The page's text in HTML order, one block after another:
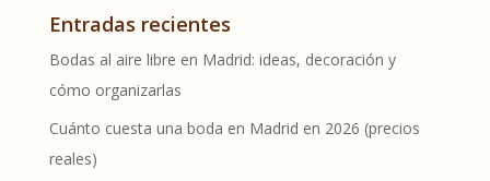
Entradas recientes
Bodas al aire libre en Madrid: ideas, decoración y
cómo organizarlas
Cuánto cuesta una boda en Madrid en 2026 (precios
reales)